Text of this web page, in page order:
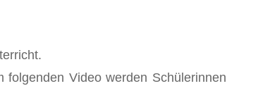
Video werden Schülerinnen